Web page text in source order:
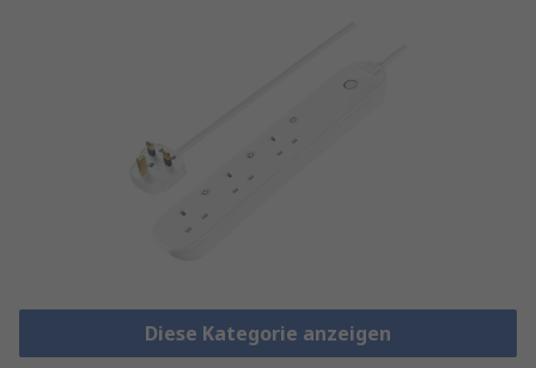
Diese Kategorie anzeigen